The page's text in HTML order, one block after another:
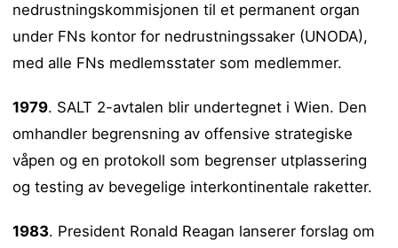
nedrustningskommisjonen til et permanent organ
under FNs kontor for nedrustningssaker (UNODA),
med alle FNs medlemsstater som medlemmer.
1979. SALT 2-avtalen blir undertegnet i Wien. Den
omhandler begrensning av offensive strategiske
våpen og en protokoll som begrenser utplassering
og testing av bevegelige interkontinentale raketter.
1983. President Ronald Reagan lanserer forslag om